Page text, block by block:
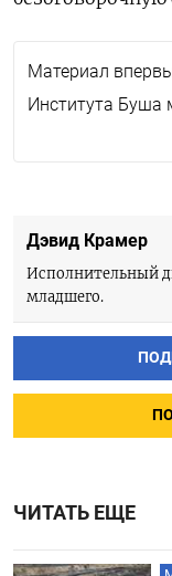
Материал
Института Буша
Дэвид Крамер
Исполнительный
младшего.
ЧИТАТЬ ЕЩЕ